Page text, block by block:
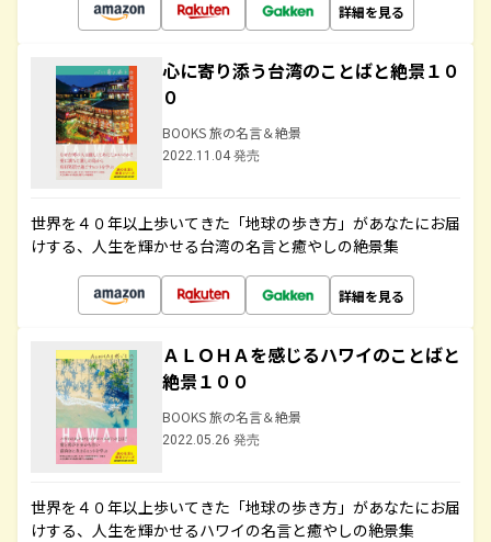
詳細を見る
心に寄り添う台湾のことばと絶景１０
０
BOOKS 旅の名言＆絶景
2022.11.04 発売
世界を４０年以上歩いてきた「地球の歩き方」があなたにお届
けする、人生を輝かせる台湾の名言と癒やしの絶景集
詳細を見る
ＡＬＯＨＡを感じるハワイのことばと
絶景１００
BOOKS 旅の名言＆絶景
2022.05.26 発売
世界を４０年以上歩いてきた「地球の歩き方」があなたにお届
けする、人生を輝かせるハワイの名言と癒やしの絶景集